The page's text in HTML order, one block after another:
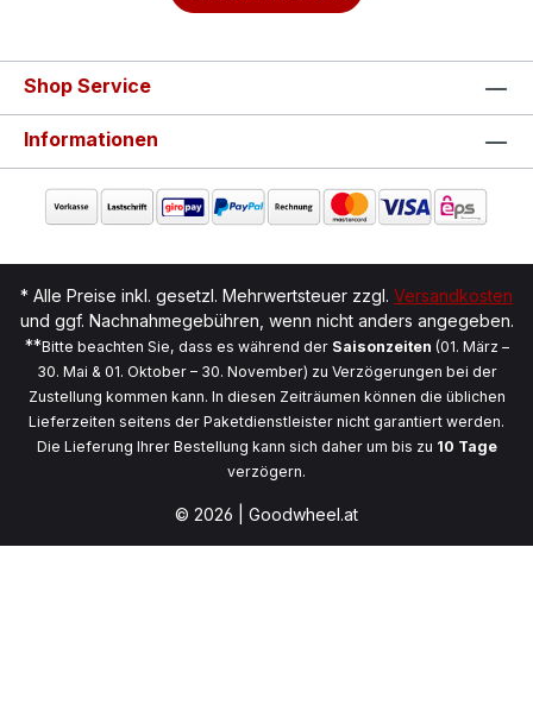
Shop Service
Informationen
* Alle Preise inkl. gesetzl. Mehrwertsteuer zzgl. Versandkosten
und ggf. Nachnahmegebühren, wenn nicht anders angegeben.
**Bitte beachten Sie, dass es während der Saisonzeiten (01. März –
30. Mai & 01. Oktober – 30. November) zu Verzögerungen bei der
Zustellung kommen kann. In diesen Zeiträumen können die üblichen
Lieferzeiten seitens der Paketdienstleister nicht garantiert werden.
Die Lieferung Ihrer Bestellung kann sich daher um bis zu 10 Tage
verzögern.
© 2026 | Goodwheel.at